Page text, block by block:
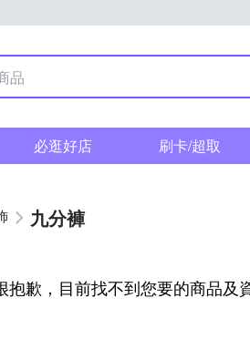
必逛好店 刷卡/超取
九分褲
抱歉，目前找不到您要的商品及